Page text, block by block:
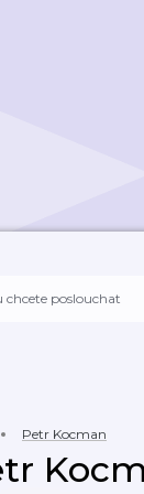
Petr Kocman